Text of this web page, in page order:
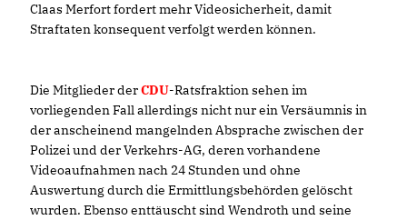
Claas Merfort fordert mehr Videosicherheit, damit
Straftaten konsequent verfolgt werden können.
Die Mitglieder derCDU-Ratsfraktion sehen im
vorliegenden Fall allerdings nicht nur ein Versäumnis in
der anscheinend mangelnden Absprache zwischen der
Polizei und der Verkehrs-AG, deren vorhandene
Videoaufnahmen nach 24 Stunden und ohne
Auswertung durch die Ermittlungsbehörden gelöscht
wurden. Ebenso enttäuscht sind Wendroth und seine